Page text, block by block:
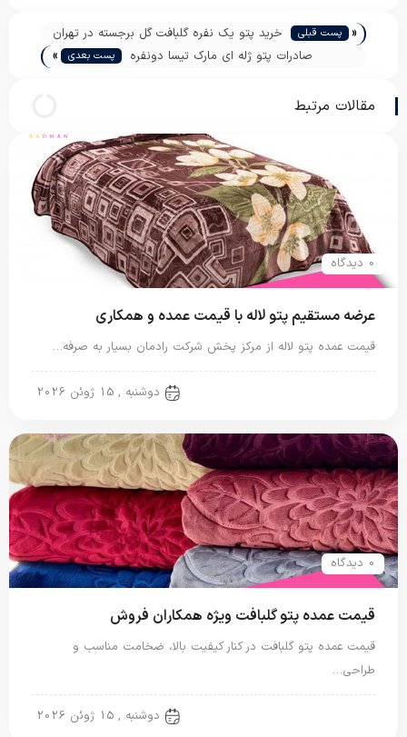
« پست قبلی
خرید پتو یک نفره گلبافت گل برجسته در تهران
صادرات پتو ژله ای مارک تیسا دونفره
پست بعدی »
مقالات مرتبط
0 دیدگاه
عرضه مستقیم پتو لاله با قیمت عمده و همکاری
قیمت عمده پتو لاله از مرکز پخش شرکت رادمان بسیار به صرفه…
دوشنبه , 15 ژوئن 2026
0 دیدگاه
قیمت عمده پتو گلبافت ویژه همکاران فروش
قیمت عمده پتو گلبافت در کنار کیفیت بالا، ضخامت مناسب و
طراحی…
دوشنبه , 15 ژوئن 2026